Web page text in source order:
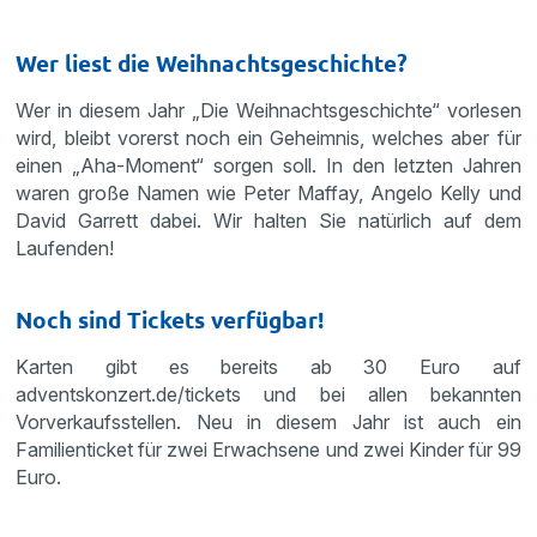
Wer liest die Weihnachtsgeschichte?
Wer in diesem Jahr „Die Weihnachtsgeschichte“ vorlesen
wird, bleibt vorerst noch ein Geheimnis, welches aber für
einen „Aha-Moment“ sorgen soll. In den letzten Jahren
waren große Namen wie Peter Maffay, Angelo Kelly und
David Garrett dabei. Wir halten Sie natürlich auf dem
Laufenden!
Noch sind Tickets verfügbar!
Karten gibt es bereits ab 30 Euro auf
adventskonzert.de/tickets und bei allen bekannten
Vorverkaufsstellen. Neu in diesem Jahr ist auch ein
Familienticket für zwei Erwachsene und zwei Kinder für 99
Euro.